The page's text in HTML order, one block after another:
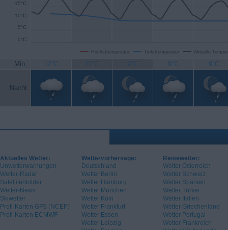
Höchsttemperatur Tiefsttemperatur Aktuelle
0°C
5°C
10°C
15°C
Min. 12°C 11°C 9°C 9°C 9°C
Nacht
Aktuelles Wetter:
Unwetterwarnungen
Wetter-Radar
Satellitenbilder
Wetter-News
Skiwetter
Profi-Karten GFS (NCEP)
Profi-Karten ECMWF
Wettervorhersage:
Deutschland
Wetter Berlin
Wetter Hamburg
Wetter München
Wetter Köln
Wetter Frankfurt
Wetter Essen
Wetter Leipzig
Reisewetter:
Wetter Österreich
Wetter Schweiz
Wetter Spanien
Wetter Türkei
Wetter Italien
Wetter Griechenland
Wetter Portugal
Wetter Frankreich